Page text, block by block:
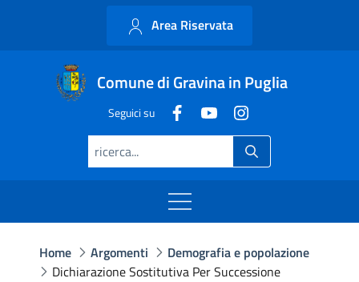
Area Riservata
Comune di Gravina in Puglia
Seguici su
Home Argomenti
Demografia e popolazione
Dichiarazione Sostitutiva Per Successione